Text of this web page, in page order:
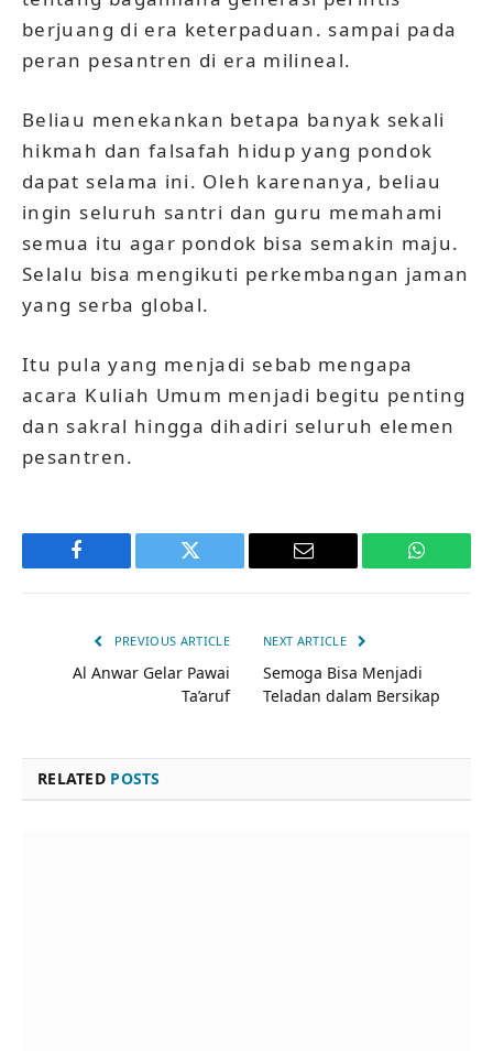
berjuang di era keterpaduan. sampai pada
peran pesantren di era milineal.
Beliau menekankan betapa banyak sekali
hikmah dan falsafah hidup yang pondok
dapat selama ini. Oleh karenanya, beliau
ingin seluruh santri dan guru memahami
semua itu agar pondok bisa semakin maju.
Selalu bisa mengikuti perkembangan jaman
yang serba global.
Itu pula yang menjadi sebab mengapa
acara Kuliah Umum menjadi begitu penting
dan sakral hingga dihadiri seluruh elemen
pesantren.
Facebook Twitter Email
PREVIOUS ARTICLE
Al Anwar Gelar Pawai
Ta’aruf
NEXT ARTICLE
Semoga Bisa Menjadi
Teladan dalam Bersikap
RELATED POSTS